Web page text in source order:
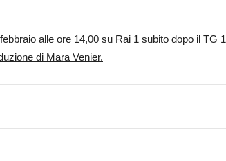
alle ore 14,00 su Rai 1 subito dopo il TG 1
di Mara Venier.